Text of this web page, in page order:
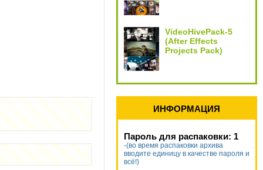
VideoHivePack-5
(After Effects
Projects Pack)
ИНФОРМАЦИЯ
Пароль для распаковки: 1
-(во время распаковки архива
вводите единицу в качестве пароля и
всё!)